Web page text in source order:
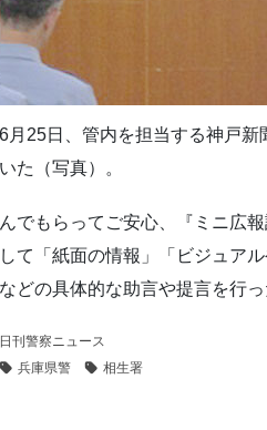
月25日、管内を担当する神戸
た（写真）。
でもらってご安心、『ミニ広
て「紙面の情報」「ビジュア
どの具体的な助言や提言を行っ
日刊警察ニュース
兵庫県警 相生署